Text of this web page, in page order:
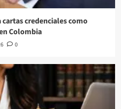
credenciales como
Colombia
0